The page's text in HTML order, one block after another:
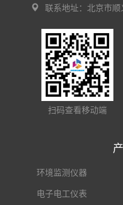
联系地址：北京市
扫码查看移动端
环境监测仪器
电子电工仪表